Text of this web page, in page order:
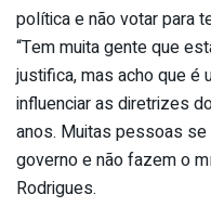
política e não votar para
“Tem muita gente que
justifica, mas acho que é
influenciar as diretrizes
anos. Muitas pessoas
governo e não fazem o
Rodrigues.